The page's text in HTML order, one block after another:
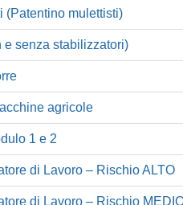
(Patentino mulettisti)
e senza stabilizzatori)
agricole
1 e 2
di Lavoro – Rischio ALTO
di Lavoro – Rischio